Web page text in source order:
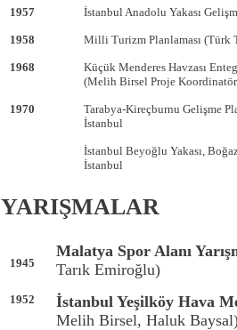
1957 İstanbul Anadolu Yakası
1958 Milli Turizm Planlaması (Türk
1968
Küçük Menderes Havzası
(Melih Birsel Proje
1970
Tarabya-Kireçburnu Gelişme
İstanbul
İstanbul Beyoğlu Yakası,
İstanbul
YARIŞMALAR
1945
Malatya Spor Alanı
Tarık Emiroğlu)
1952
İstanbul Yeşilköy Hava
Melih Birsel, Haluk